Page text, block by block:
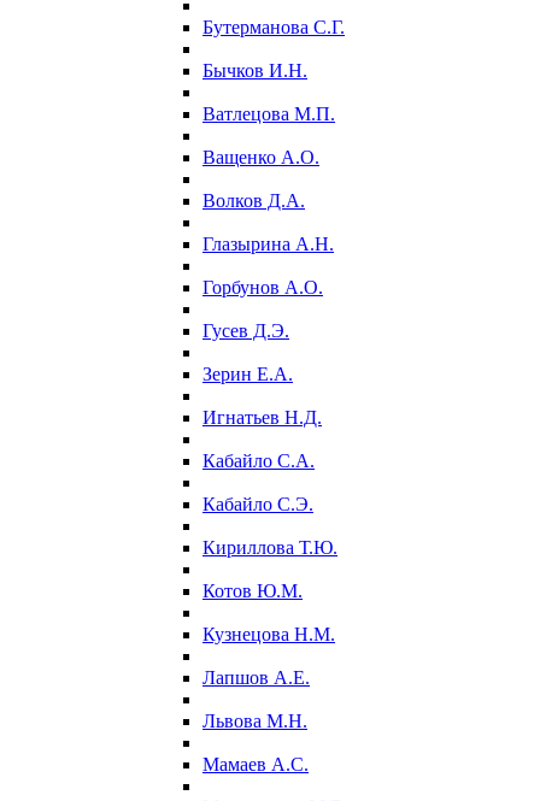
Бутерманова С.Г.
Бычков И.Н.
Ватлецова М.П.
Ващенко А.О.
Волков Д.А.
Глазырина А.Н.
Горбунов А.О.
Гусев Д.Э.
Зерин Е.А.
Игнатьев Н.Д.
Кабайло С.А.
Кабайло С.Э.
Кириллова Т.Ю.
Котов Ю.М.
Кузнецова Н.М.
Лапшов А.Е.
Львова М.Н.
Мамаев А.С.